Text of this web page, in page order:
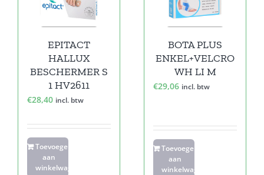
EPITACT
HALLUX
BESCHERMER S
1 HV2611
€28,40 incl. btw
Toevoegen
aan
winkelwagen
BOTA PLUS
ENKEL+VELCRO
WH LI M
€29,06 incl. btw
Toevoegen
aan
winkelwagen